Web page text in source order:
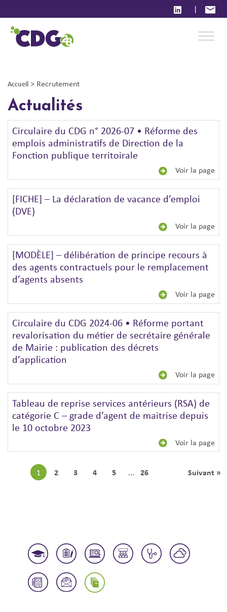
|
Accueil > Recrutement
Actualités
Circulaire du CDG n° 2026-07 • Réforme des
emplois administratifs de Direction de la
Fonction publique territoirale
Voir la page
[FICHE] – La déclaration de vacance d’emploi
(DVE)
Voir la page
[MODÈLE] – délibération de principe recours à
des agents contractuels pour le remplacement
d’agents absents
Voir la page
Circulaire du CDG 2024-06 • Réforme portant
revalorisation du métier de secrétaire générale
de Mairie : publication des décrets
d’application
Voir la page
Tableau de reprise services antérieurs (RSA) de
catégorie C – grade d’agent de maitrise depuis
le 10 octobre 2023
Voir la page
1 2 3 4 5 ... 26 Suivant »